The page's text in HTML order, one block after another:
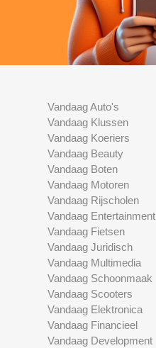
Vandaag Auto's
Vandaag Klussen
Vandaag Koeriers
Vandaag Beauty
Vandaag Boten
Vandaag Motoren
Vandaag Rijscholen
Vandaag Entertainment
Vandaag Fietsen
Vandaag Juridisch
Vandaag Multimedia
Vandaag Schoonmaak
Vandaag Scooters
Vandaag Elektronica
Vandaag Financieel
Vandaag Development